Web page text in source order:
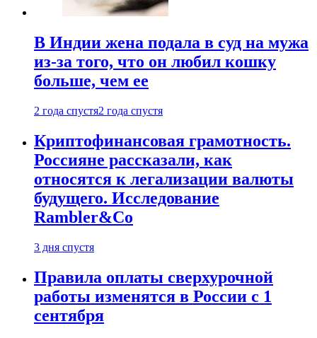
В Индии жена подала в суд на мужа
из-за того, что он любил кошку
больше, чем ее
2 года спустя2 года спустя
Криптофинансовая грамотность.
Россияне рассказали, как
относятся к легализации валюты
будущего. Исследование
Rambler&Co
3 дня спустя
Правила оплаты сверхурочной
работы изменятся в России с 1
сентября